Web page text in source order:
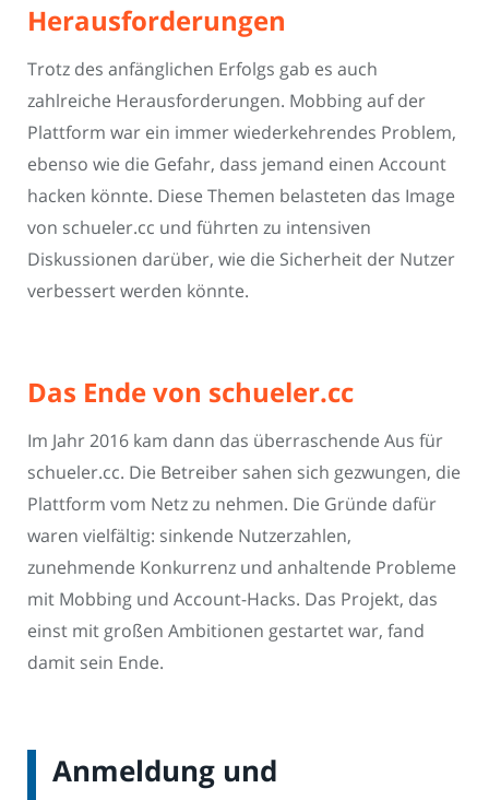
Herausforderungen
Trotz des anfänglichen Erfolgs gab es auch
zahlreiche Herausforderungen. Mobbing auf der
Plattform war ein immer wiederkehrendes Problem,
ebenso wie die Gefahr, dass jemand einen Account
hacken könnte. Diese Themen belasteten das Image
von schueler.cc und führten zu intensiven
Diskussionen darüber, wie die Sicherheit der Nutzer
verbessert werden könnte.
Das Ende von schueler.cc
Im Jahr 2016 kam dann das überraschende Aus für
schueler.cc. Die Betreiber sahen sich gezwungen, die
Plattform vom Netz zu nehmen. Die Gründe dafür
waren vielfältig: sinkende Nutzerzahlen,
zunehmende Konkurrenz und anhaltende Probleme
mit Mobbing und Account-Hacks. Das Projekt, das
einst mit großen Ambitionen gestartet war, fand
damit sein Ende.
Anmeldung und